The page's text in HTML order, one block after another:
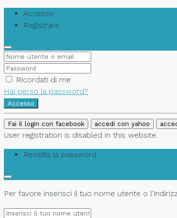
Accesso
Registrare
Ricordati di me
Hai perso la password?
Accesso
Fai il login con facebook accedi con yahoo
User registration is disabled in this website.
Resetta la password
Per favore inserisci il tuo nome utente o